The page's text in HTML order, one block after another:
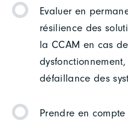
Evaluer en
résilience des
la CCAM en cas
défaillance des
Prendre en